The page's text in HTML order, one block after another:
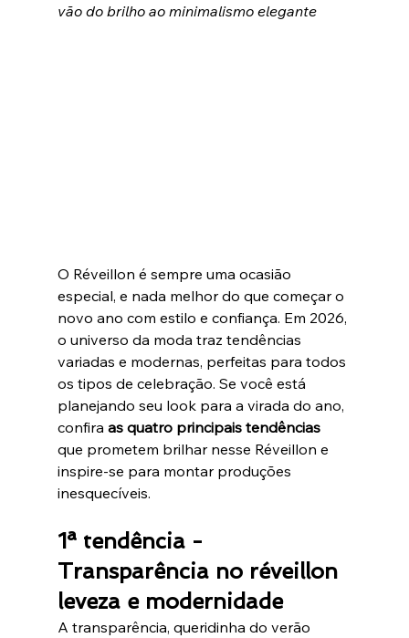
vão do brilho ao minimalismo elegante
O Réveillon é sempre uma ocasião
especial, e nada melhor do que começar o
novo ano com estilo e confiança. Em 2026,
o universo da moda traz tendências
variadas e modernas, perfeitas para todos
os tipos de celebração. Se você está
planejando seu look para a virada do ano,
confira as quatro principais tendências
que prometem brilhar nesse Réveillon e
inspire-se para montar produções
inesquecíveis.
1ª tendência -
Transparência no réveillon
leveza e modernidade
A transparência, queridinha do verão